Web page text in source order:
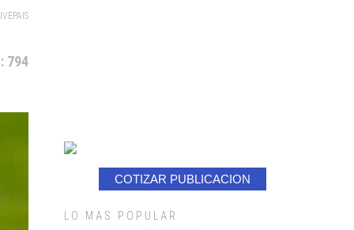
794
COTIZAR PUBLICACION
LO MAS POPULAR